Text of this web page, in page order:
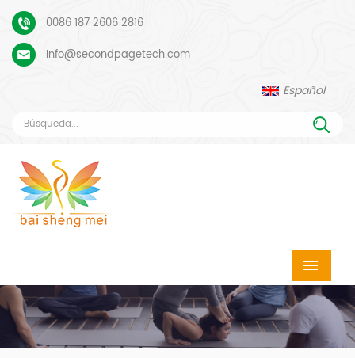
0086 187 2606 2816
Info@secondpagetech.com
Español